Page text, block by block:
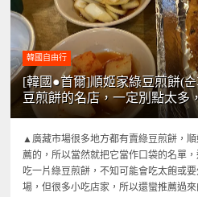
韓國自由行
[韓國●首爾]順姬家綠豆煎餅(
豆煎餅的名店，一定別點太多
▲廣藏市場很多地方都有賣綠豆煎餅，
薦的，所以當然就把它當作口袋的名單
吃一片綠豆煎餅，不知可能會吃太飽或
場，但很多小吃店家，所以還蠻推薦過